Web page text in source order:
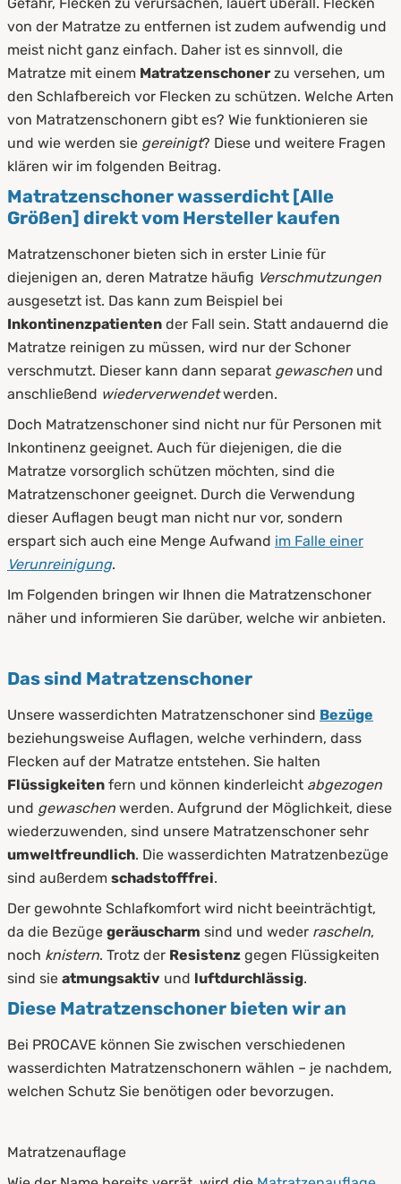
3. Diese Matratzenschoner bieten wir an
4. So funktionieren Matratzenschoner
5. Funktionsweise
6. So bringen Sie den Matratzenschoner an
7.
Vorteile unserer Matratzenschoner
8. Pflege und Reinigung von
Matratzenschonern
9. Zusammenfassung
von der Matratze zu entfernen ist zudem aufwendig und
meist nicht ganz einfach. Daher ist es sinnvoll, die
Matratze mit einem Matratzenschoner zu versehen, um
den Schlafbereich vor Flecken zu schützen. Welche Arten
von Matratzenschonern gibt es? Wie funktionieren sie
und wie werden sie gereinigt? Diese und weitere Fragen
klären wir im folgenden Beitrag.
Matratzenschoner wasserdicht [Alle
Größen] direkt vom Hersteller kaufen
Matratzenschoner bieten sich in erster Linie für
diejenigen an, deren Matratze häufig Verschmutzungen
ausgesetzt ist. Das kann zum Beispiel bei
Inkontinenzpatienten der Fall sein. Statt andauernd die
Matratze reinigen zu müssen, wird nur der Schoner
verschmutzt. Dieser kann dann separat gewaschen und
anschließend wiederverwendetwerden.
Doch Matratzenschoner sind nicht nur für Personen mit
Inkontinenz geeignet. Auch für diejenigen, die die
Matratze vorsorglich schützen möchten, sind die
Matratzenschoner geeignet. Durch die Verwendung
dieser Auflagen beugt man nicht nur vor, sondern
erspart sich auch eine Menge Aufwand im Falle einer
Verunreinigung.
Im Folgenden bringen wir Ihnen die Matratzenschoner
näher und informieren Sie darüber, welche wir anbieten.
Das sind Matratzenschoner
Unsere wasserdichten Matratzenschoner sind Bezüge
beziehungsweise Auflagen, welche verhindern, dass
Flecken auf der Matratze entstehen. Sie halten
Flüssigkeiten fern und können kinderleicht abgezogen
und gewaschen werden. Aufgrund der Möglichkeit, diese
wiederzuwenden, sind unsere Matratzenschoner sehr
umweltfreundlich. Die wasserdichten Matratzenbezüge
sind außerdem schadstofffrei.
Der gewohnte Schlafkomfort wird nicht beeinträchtigt,
da die Bezüge geräuscharm sind und weder rascheln,
noch knistern. Trotz der Resistenz gegen Flüssigkeiten
sind sie atmungsaktiv und luftdurchlässig.
Diese Matratzenschoner bieten wir an
Bei PROCAVE können Sie zwischen verschiedenen
wasserdichten Matratzenschonern wählen – je nachdem,
welchen Schutz Sie benötigen oder bevorzugen.
Matratzenauflage